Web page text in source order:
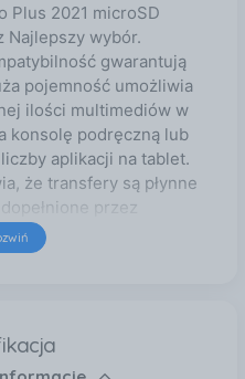
Plus 2021 microSD
Najlepszy wybór.
gwarantują
pojemność umożliwia
ilości multimediów w
konsolę podręczną lub
aplikacji na tablet.
że transfery są płynne
przez
Szybko i bez
wielkie wyzwania.
ładują się i działają